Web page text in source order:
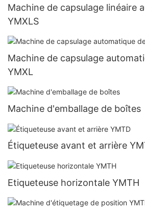
Machine de capsulage linéaire
YMXLS
Machine de capsulage
YMXL
Machine d'emballage de boîtes
Étiqueteuse avant et arrière
Etiqueteuse horizontale YMTH